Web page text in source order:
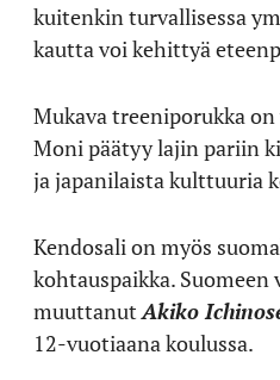
kuitenkin turvallisessa
kautta voi kehittyä
Mukava treeniporukka
Moni päätyy lajin pariin
ja japanilaista kulttuuria
Kendosali on myös
kohtauspaikka. Suomeen
muuttanut Akiko
12-vuotiaana koulussa.